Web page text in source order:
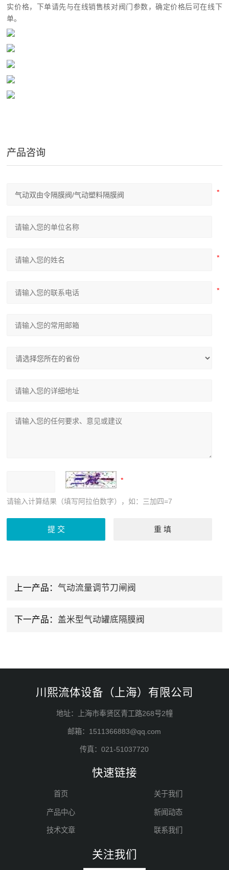
实价格，下单请先与在线销售核对阀门参数，确定价格后可在线下
单。
产品咨询
请输入计算结果（填写阿拉伯数字），如：三加四=7
上一产品： 气动流量调节刀闸阀
下一产品： 盖米型气动罐底隔膜阀
川熙流体设备（上海）有限公司
地址：上海市奉贤区青工路268号2幢
邮箱：1511366883@qq.com
传真：021-51037720
快速链接
首页 关于我们
产品中心 新闻动态
技术文章 联系我们
关注我们